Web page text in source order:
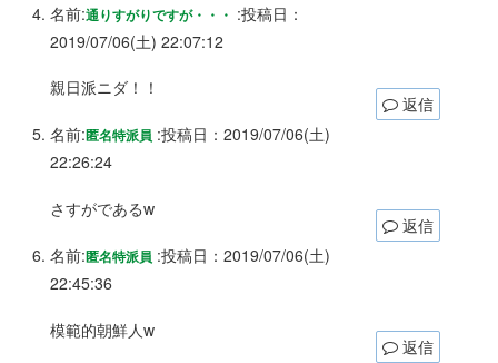
名前:通りすがりですが・・・ :投稿日：
2019/07/06(土) 22:07:12
親日派ニダ！！
返信
名前:匿名特派員 :投稿日：2019/07/06(土)
22:26:24
さすがであるw
返信
名前:匿名特派員 :投稿日：2019/07/06(土)
22:45:36
模範的朝鮮人w
返信